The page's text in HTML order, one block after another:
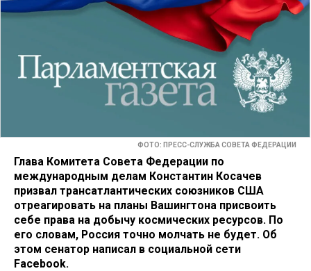
ФОТО: ПРЕСС-СЛУЖБА СОВЕТА ФЕДЕРАЦИИ
Глава Комитета Совета Федерации по
международным делам Константин Косачев
призвал трансатлантических союзников США
отреагировать на планы Вашингтона присвоить
себе права на добычу космических ресурсов. По
его словам, Россия точно молчать не будет. Об
этом сенатор написал в социальной сети
Facebook.